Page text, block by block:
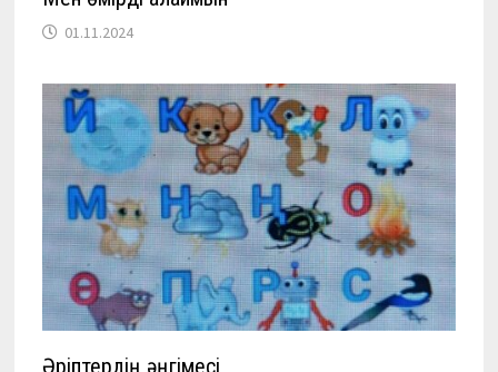
01.11.2024
Әріптердің әңгімесі